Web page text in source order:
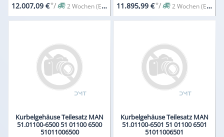
12.007,09 €*/ 2 Wochen (Expresslieferung auf Anfrage) 11.895,99 €*/ 2 Wochen (Expresslieferung auf Anfrage)
Kurbelgehäuse Teilesatz MAN
51.01100-6500 51 01100 6500
51011006500
Kurbelgehäuse Teilesatz MAN
51.01100-6501 51 01100 6501
51011006501